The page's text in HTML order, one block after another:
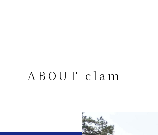
ABOUT clam